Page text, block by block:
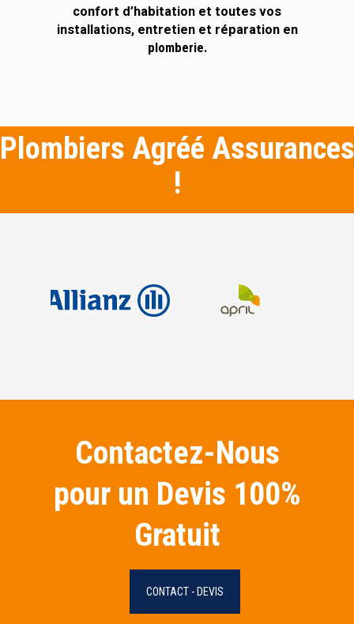
confort d’habitation et toutes vos
installations, entretien et réparation en
plomberie.
Plombiers Agréé Assurances
!
Contactez-Nous
pour un Devis 100%
Gratuit
CONTACT - DEVIS